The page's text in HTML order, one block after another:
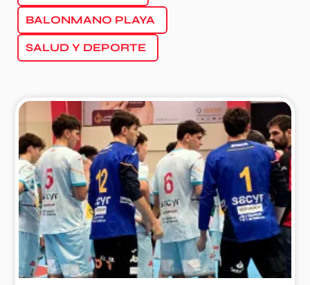
BALONMANO PLAYA
SALUD Y DEPORTE